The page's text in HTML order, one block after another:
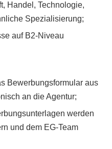
Handel, Technologie,
Spezialisierung;
auf B2-Niveau
Bewerbungsformular aus
an die Agentur;
werden
und dem EG-Team